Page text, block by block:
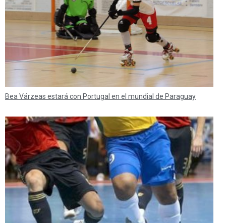
Bea Várzeas estará con Portugal en el mundial de Paraguay